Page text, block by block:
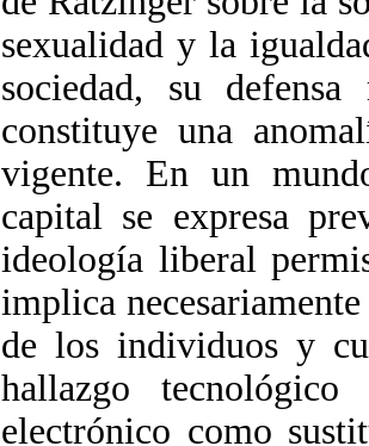
sexualidad y la
sociedad, su
constituye una
vigente. En un
capital se expresa
ideología liberal
implica
de los individuos y
hallazgo
electrónico como